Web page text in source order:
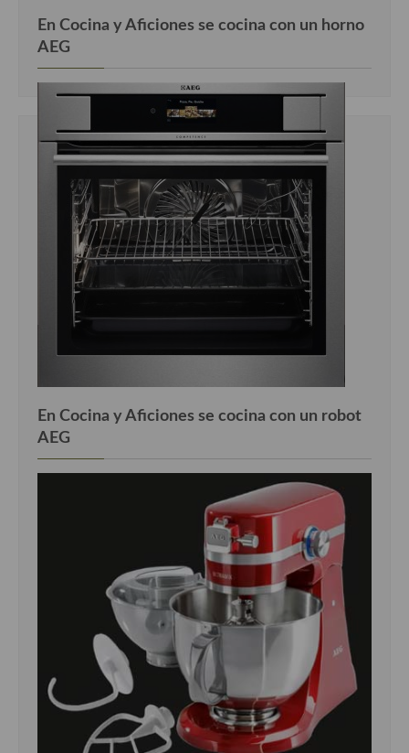
En Cocina y Aficiones se cocina con un horno
AEG
En Cocina y Aficiones se cocina con un robot
AEG